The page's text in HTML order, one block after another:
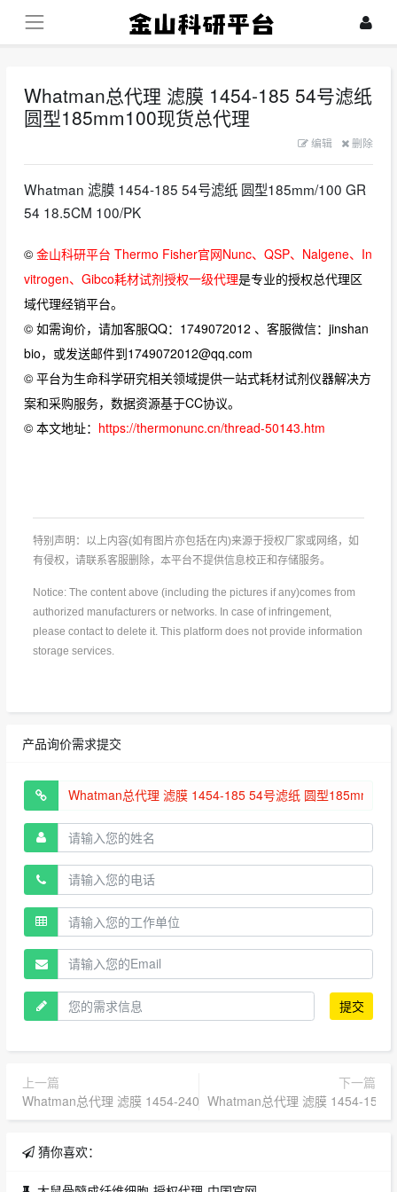
Whatman总代理 滤膜 1454-185 54号滤纸
圆型185mm100现货总代理
编辑 删除
Whatman 滤膜 1454-185 54号滤纸 圆型185mm/100 GR
54 18.5CM 100/PK
© 金山科研平台 Thermo Fisher官网Nunc、QSP、Nalgene、In
vitrogen、Gibco耗材试剂授权一级代理是专业的授权总代理区
域代理经销平台。
© 如需询价，请加客服QQ：1749072012 、客服微信：jinshan
bio，或发送邮件到1749072012@qq.com
© 平台为生命科学研究相关领域提供一站式耗材试剂仪器解决方
案和采购服务，数据资源基于CC协议。
© 本文地址： https://thermonunc.cn/thread-50143.htm
特别声明：以上内容(如有图片亦包括在内)来源于授权厂家或网络，如
有侵权，请联系客服删除，本平台不提供信息校正和存储服务。
Notice: The content above (including the pictures if any)comes from
authorized manufacturers or networks. In case of infringement,
please contact to delete it. This platform does not provide information
storage services.
产品询价需求提交
提交
上一篇
Whatman总代理 滤膜 1454-240 54号滤纸 圆型240mm100现货总
下一篇
Whatman总代理 滤膜 1454-150
猜你喜欢：